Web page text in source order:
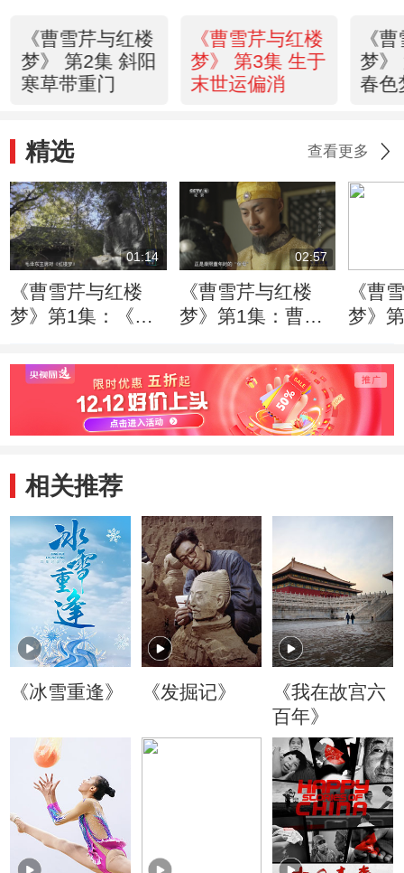
《曹雪芹与红楼
梦》 第2集 斜阳
寒草带重门
《曹雪芹与红楼
梦》 第3集 生于
末世运偏消
《
梦》
春色
精选 查看更多
01:14
《曹雪芹与红楼
梦》第1集：《红
受到众多名人称赞
02:57
《曹雪芹与红楼
梦》第1集：曹家
一时风光无限
《曹
梦》
家荣
相关推荐
《冰雪重逢》 《发掘记》
《我在故宫六
百年》